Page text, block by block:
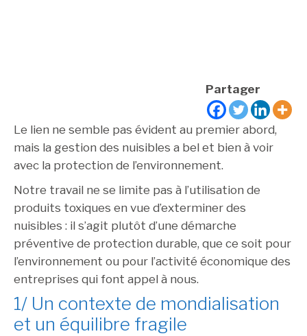
Partager
Le lien ne semble pas évident au premier abord,
mais la gestion des nuisibles a bel et bien à voir
avec la protection de l’environnement.
Notre travail ne se limite pas à l’utilisation de
produits toxiques en vue d’exterminer des
nuisibles : il s’agit plutôt d’une démarche
préventive de protection durable, que ce soit pour
l’environnement ou pour l’activité économique des
entreprises qui font appel à nous.
1/ Un contexte de mondialisation
et un équilibre fragile